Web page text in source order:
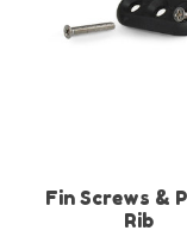
Fin Screws &
Rib